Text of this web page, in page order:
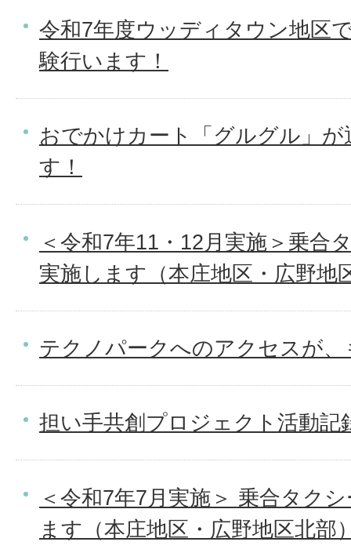
令和7年度ウッディタウン地区
験行います！
おでかけカート「グルグル」
す！
＜令和7年11・12月実施＞乗合
実施します（本庄地区・広野地
テクノパークへのアクセスが
担い手共創プロジェクト活動記
＜令和7年7月実施＞ 乗合タク
ます（本庄地区・広野地区北部